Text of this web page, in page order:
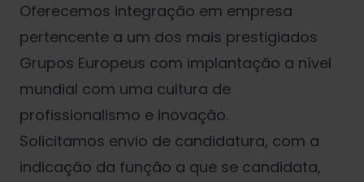
Oferecemos integração em empresa
pertencente a um dos mais prestigiados
Grupos Europeus com implantação a nível
mundial com uma cultura de
profissionalismo e inovação.
Solicitamos envio de candidatura, com a
indicação da função a que se candidata,